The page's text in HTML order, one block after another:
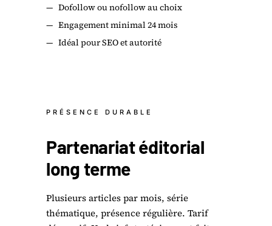
— Dofollow ou nofollow au choix
— Engagement minimal 24 mois
— Idéal pour SEO et autorité
PRÉSENCE DURABLE
Partenariat éditorial
long terme
Plusieurs articles par mois, série
thématique, présence régulière. Tarif